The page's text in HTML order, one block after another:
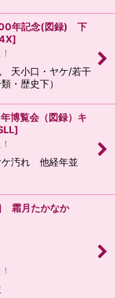
年記念(図録) 下
]
天小口・ヤケ/若干
・歴史下）
博覧会（図録）キ
]
汚れ 他経年並
霜月たかなか